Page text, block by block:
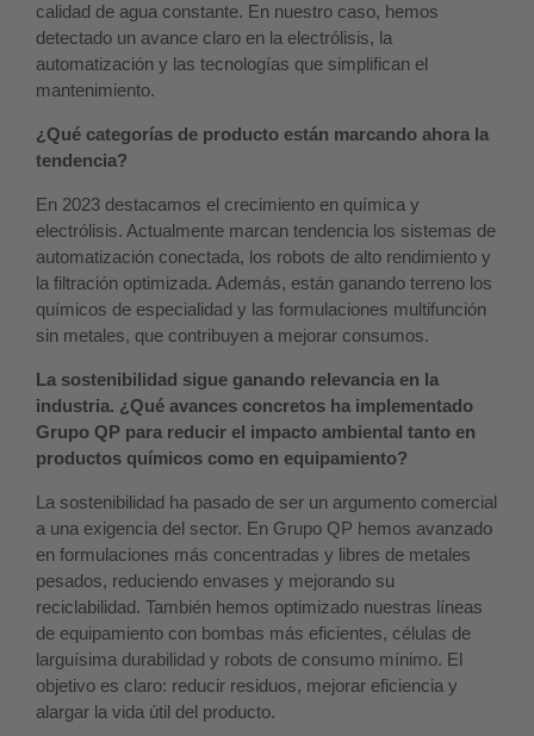
calidad de agua constante. En nuestro caso, hemos
detectado un avance claro en la electrólisis, la
automatización y las tecnologías que simplifican el
mantenimiento.
¿Qué categorías de producto están marcando ahora la
tendencia?
En 2023 destacamos el crecimiento en química y
electrólisis. Actualmente marcan tendencia los sistemas de
automatización conectada, los robots de alto rendimiento y
la filtración optimizada. Además, están ganando terreno los
químicos de especialidad y las formulaciones multifunción
sin metales, que contribuyen a mejorar consumos.
La sostenibilidad sigue ganando relevancia en la
industria. ¿Qué avances concretos ha implementado
Grupo QP para reducir el impacto ambiental tanto en
productos químicos como en equipamiento?
La sostenibilidad ha pasado de ser un argumento comercial
a una exigencia del sector. En Grupo QP hemos avanzado
en formulaciones más concentradas y libres de metales
pesados, reduciendo envases y mejorando su
reciclabilidad. También hemos optimizado nuestras líneas
de equipamiento con bombas más eficientes, células de
larguísima durabilidad y robots de consumo mínimo. El
objetivo es claro: reducir residuos, mejorar eficiencia y
alargar la vida útil del producto.